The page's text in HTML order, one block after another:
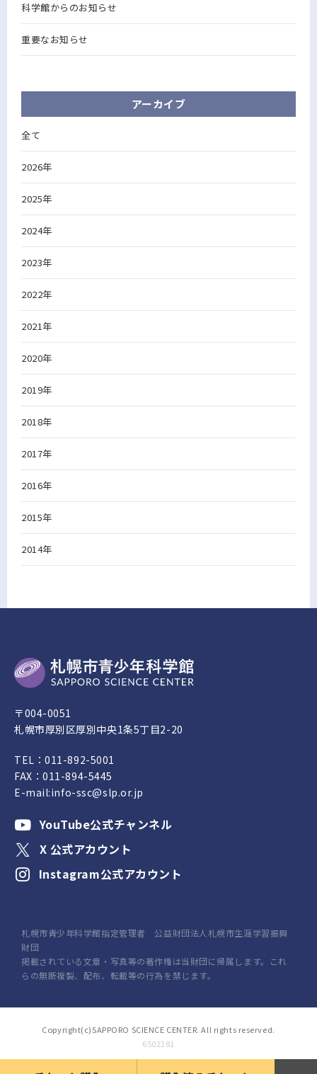
科学館からのお知らせ
重要なお知らせ
アーカイブ
全て
2026年
2025年
2024年
2023年
2022年
2021年
2020年
2019年
2018年
2017年
2016年
2015年
2014年
〒004-0051
札幌市厚別区厚別中央1条5丁目2-20
TEL：011-892-5001
FAX：011-894-5445
E-mail:info-ssc@slp.or.jp
YouTube公式チャンネル
X 公式アカウント
Instagram公式アカウント
札幌市青少年科学館指定管理者 公益財団法人札幌市生涯学習振興
財団
掲載されている文章・写真等の著作権は当財団に帰属します。これ
らの無断複製、配布、転載等の行為を禁じます。
Copyright(c)SAPPORO SCIENCE CENTER. All rights reserved.
6502281